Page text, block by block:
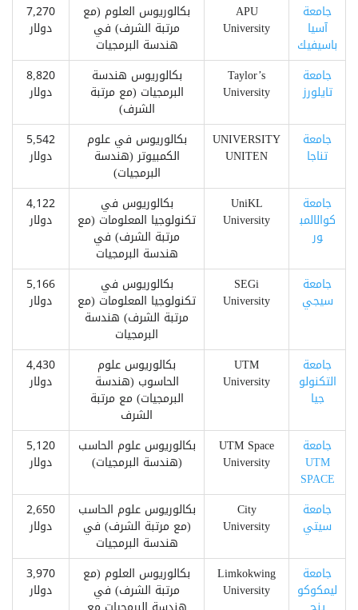
جامعة
آسيا
باسيفيك
APU
University
بكالوريوس العلوم (مع
مرتبة الشرف) في
هندسة البرمجيات
7,270
دولار
جامعة
تايلورز
Taylor’s
University
بكالوريوس هندسة
البرمجيات (مع مرتبة
الشرف)
8,820
دولار
جامعة
تناجا
UNIVERSITY
UNITEN
بكالوريوس في علوم
الكمبيوتر (هندسة
البرمجيات)
5,542
دولار
جامعة
كوالالمب
ور
UniKL
University
بكالوريوس في
تكنولوجيا المعلومات (مع
مرتبة الشرف) في
هندسة البرمجيات
4,122
دولار
جامعة
سيجي
SEGi
University
بكالوريوس في
تكنولوجيا المعلومات (مع
مرتبة الشرف) هندسة
البرمجيات
5,166
دولار
جامعة
التكنولو
جيا
UTM
University
بكالوريوس علوم
الحاسوب (هندسة
البرمجيات) مع مرتبة
الشرف
4,430
دولار
جامعة
UTM
SPACE
UTM Space
University
بكالوريوس علوم الحاسب
(هندسة البرمجيات)
5,120
دولار
جامعة
سيتي
City
University
بكالوريوس علوم الحاسب
(مع مرتبة الشرف) في
هندسة البرمجيات
2,650
دولار
جامعة
ليمكوكو
Limkokwing
University
بكالوريوس العلوم (مع
مرتبة الشرف) في
3,970
دولار